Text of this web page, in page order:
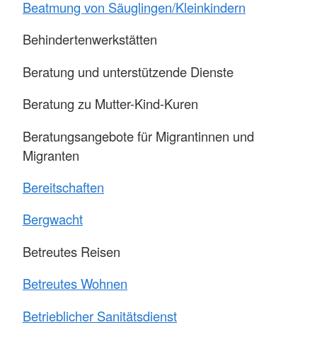
Beatmung von Säuglingen/Kleinkindern
Behindertenwerkstätten
Beratung und unterstützende Dienste
Beratung zu Mutter-Kind-Kuren
Beratungsangebote für Migrantinnen und
Migranten
Bereitschaften
Bergwacht
Betreutes Reisen
Betreutes Wohnen
Betrieblicher Sanitätsdienst